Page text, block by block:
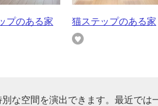
プのある家 猫ステップのある家
な空間を演出できます。最近では